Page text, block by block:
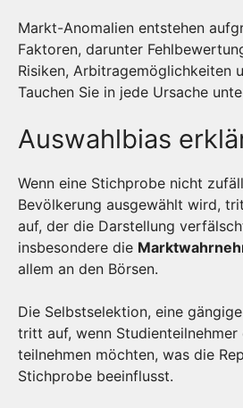
Markt-Anomalien entstehen
Faktoren, darunter
Risiken, Arbitragemöglichkeiten
Tauchen Sie in jede Ursache
Auswahlbias
Wenn eine Stichprobe nicht
Bevölkerung ausgewählt wird,
auf, der die Darstellung
insbesondere die
allem an den Börsen.
Die Selbstselektion, eine
tritt auf, wenn Studienteilnehmer
teilnehmen möchten, was die
Stichprobe beeinflusst.